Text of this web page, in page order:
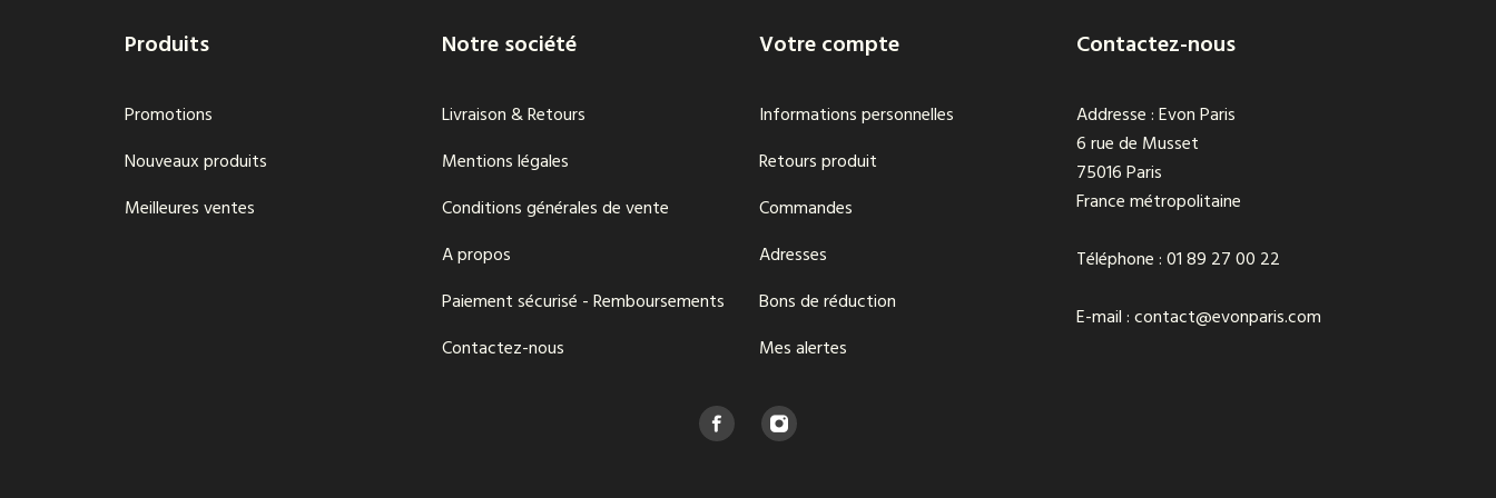
Produits
Promotions
Nouveaux produits
Meilleures ventes
Notre société
Livraison & Retours
Mentions légales
Conditions générales de vente
A propos
Paiement sécurisé - Remboursements
Contactez-nous
Votre compte
Informations personnelles
Retours produit
Commandes
Adresses
Bons de réduction
Mes alertes
Contactez-nous
Addresse : Evon Paris
6 rue de Musset
75016 Paris
France métropolitaine
Téléphone : 01 89 27 00 22
E-mail : contact@evonparis.com